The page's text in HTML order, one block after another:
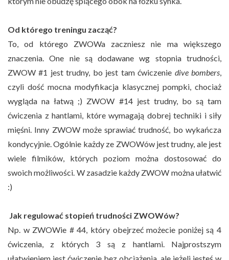
Od którego treningu zacząć?
To, od którego ZWOWa zaczniesz nie ma większego
znaczenia. One nie są dodawane wg stopnia trudności,
ZWOW #1 jest trudny, bo jest tam ćwiczenie dive bombers
czyli dość mocna modyfikacja klasycznej pompki, chociaż
wygląda na łatwą ;) ZWOW #14 jest trudny, bo są tam
ćwiczenia z hantlami, które wymagają dobrej techniki i siły
mięśni. Inny ZWOW może sprawiać trudność, bo wykańcza
kondycyjnie. Ogólnie każdy ze ZWOWów jest trudny, ale jest
wiele filmików, których poziom można dostosować do
swoich możliwości. W zasadzie każdy ZWOW można ułatwić
:)
Jak regulować stopień trudności ZWOWów?
Np. w ZWOWie # 44, który obejrzeć możecie poniżej są 4
ćwiczenia, z których 3 są z hantlami. Najprostszym
ułatwieniem jest ćwiczenie bez obciążenia, ale jeżeli jesteś w